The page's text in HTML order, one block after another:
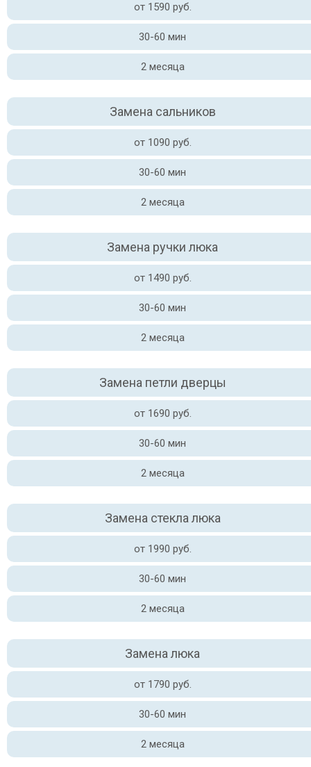
от 1590 руб.
30-60 мин
2 месяца
Замена сальников
от 1090 руб.
30-60 мин
2 месяца
Замена ручки люка
от 1490 руб.
30-60 мин
2 месяца
Замена петли дверцы
от 1690 руб.
30-60 мин
2 месяца
Замена стекла люка
от 1990 руб.
30-60 мин
2 месяца
Замена люка
от 1790 руб.
30-60 мин
2 месяца